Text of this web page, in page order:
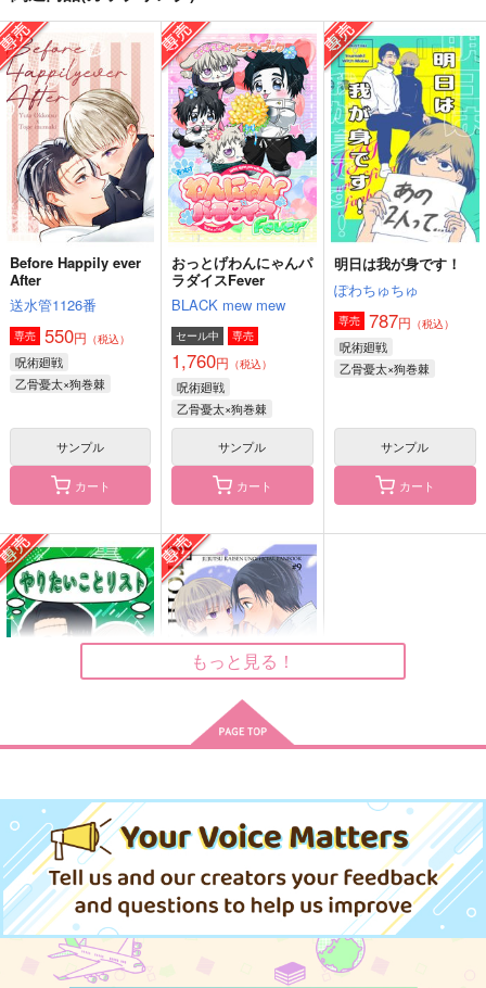
やりたいことリスト
Cotton Candy
787円（税込）
乙骨憂太×狗巻棘
サンプル
作品詳細
おっとげわんにゃんパ
ラダイスFever
BLACK mew mew
1,760円（税込）
乙骨憂太×狗巻棘
サンプル
作品詳細
夢うつら
mccat
688円（税込）
五条悟×乙骨憂太
サンプル
作品詳細
ワグカク
787円（税込）
乙骨憂太
サンプル
作品詳細
CANDY POP
787円（税込）
五条悟×乙骨憂太
サンプル
作品詳細
サンプル
作品詳細
2年ズ両面アクリルス
Fragments
Before Happily ever
After
送水管1126番
専売 550円 （税込）
呪術廻戦
乙骨憂太×狗巻棘
サンプル
カート
おっとげわんにゃんパ
ラダイスFever
BLACK mew mew
セール中 専売
1,760円 （税込）
呪術廻戦
乙骨憂太×狗巻棘
サンプル
カート
明日は我が身です！
ぽわちゅちゅ
専売 787円 （税込）
呪術廻戦
乙骨憂太×狗巻棘
サンプル
カート
Cotton Candy
専売 787円 （税込）
呪術廻戦
乙骨憂太×狗巻棘
サンプル
カート
となりえき
専売 629円（税込）
乙骨憂太×狗巻棘
サンプル
もっと見る！